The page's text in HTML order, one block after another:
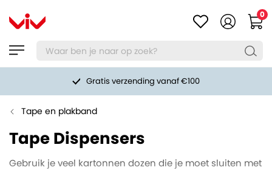
0
Gratis verzending vanaf €100
Tape en plakband
Tape Dispensers
Gebruik je veel kartonnen dozen die je moet sluiten met